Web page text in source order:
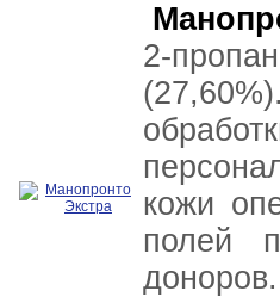
2-
кожи
полей
доноров.